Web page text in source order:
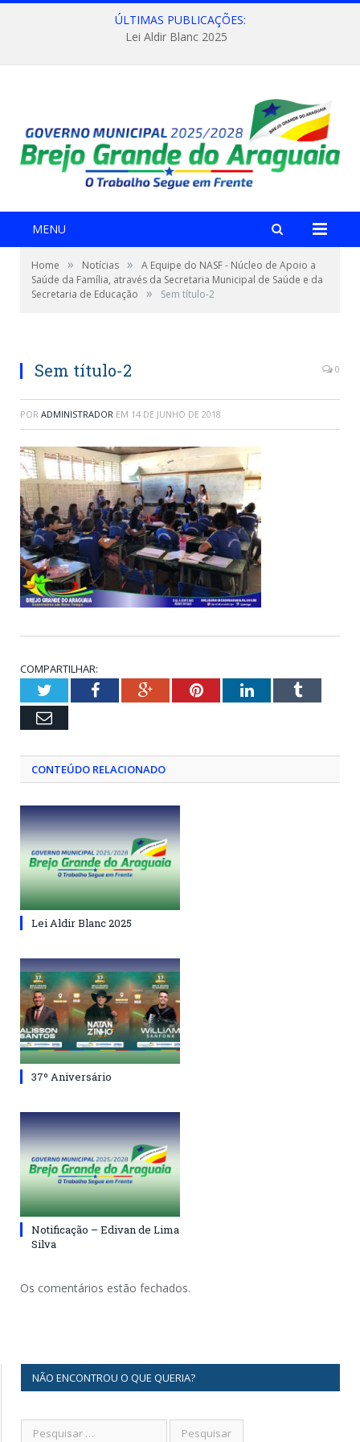
ÚLTIMAS PUBLICAÇÕES:
Lei Aldir Blanc 2025
MENU
Home » Notícias »
A Equipe do NASF - Núcleo de Apoio a
Saúde da Família, através da Secretaria Municipal de Saúde e da
Secretaria de Educação
» Sem título-2
Sem título-2 0
POR ADMINISTRADOR EM 14 DE JUNHO DE 2018
COMPARTILHAR:
TwitterFacebookGoogle+PinterestLinkedInTumblr
Email
CONTEÚDO RELACIONADO
Lei Aldir Blanc 2025
37º Aniversário
Notificação – Edivan de Lima
Silva
Os comentários estão fechados.
NÃO ENCONTROU O QUE QUERIA?